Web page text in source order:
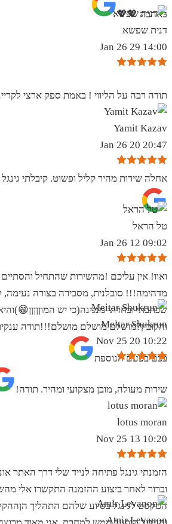
באהבה 💖💖
דנית שפשא
14:00 29 Jan 26
תודה רבה על הליווי ! באמת ספק ארצי
Yamit Kazav
20:47 20 Jan 26
אחלה שירות מהיר קליל ופשוט. קיבלתי
טל הראל
09:02 12 Jan 26
ואוו! אין עליכם !מהשירות שהתחיל
מדהימה!!! סובלנית, מסבירה בצורה
שכתבתי ובחרתי מנגינה(כי יש
והקובץ?מושלם מושלם מושלם!!!תודה
בכם בפעם הנוספת
Meitar Shukrun
10:22 20 Nov 25
שירות מעולה, מובן מצקועי ומהיר. תודה!
lotus moran
10:20 13 Nov 25
הזמנתי גינגל פתיחה לנייד שלי דרך האתר
וברור לאחר ביצוע ההזמנה התקשרו אלי
הטקסט לגינגל בסיוע שלהם התהליך
Amir Levanon